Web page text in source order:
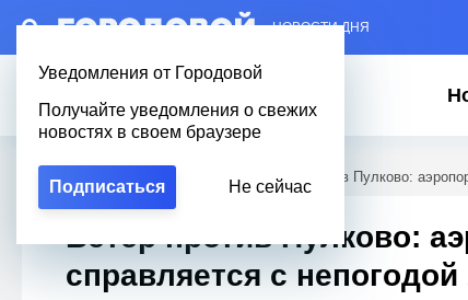
– НОВОСТИ ДНЯ
Уведомления от Городовой
Получайте уведомления о свежих
новостях в своем браузере
Подписаться Не сейчас
Городовой Новости Петербурга Ветер против Пулково:
Ветер против Пулково:
справляется с